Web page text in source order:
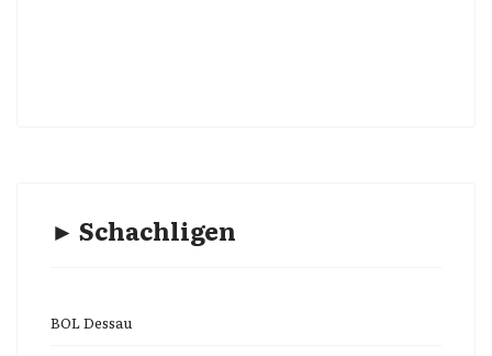
► Schachligen
BOL Dessau